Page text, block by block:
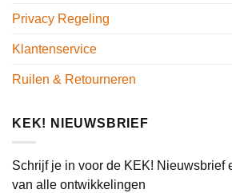
Privacy Regeling
Klantenservice
Ruilen & Retourneren
KEK! NIEUWSBRIEF
Schrijf je in voor de KEK! Nieuwsbrief
van alle ontwikkelingen